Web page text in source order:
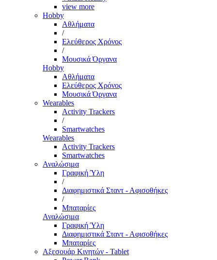
view more
Hobby
Αθλήματα
/
Ελεύθερος Χρόνος
/
Μουσικά Όργανα
Hobby
Αθλήματα
Ελεύθερος Χρόνος
Μουσικά Όργανα
Wearables
Activity Trackers
/
Smartwatches
Wearables
Activity Trackers
Smartwatches
Αναλώσιμα
Γραφική Ύλη
/
Διαφημιστικά Σταντ - Αφισοθήκες
/
Μπαταρίες
Αναλώσιμα
Γραφική Ύλη
Διαφημιστικά Σταντ - Αφισοθήκες
Μπαταρίες
Αξεσουάρ Κινητών - Tablet